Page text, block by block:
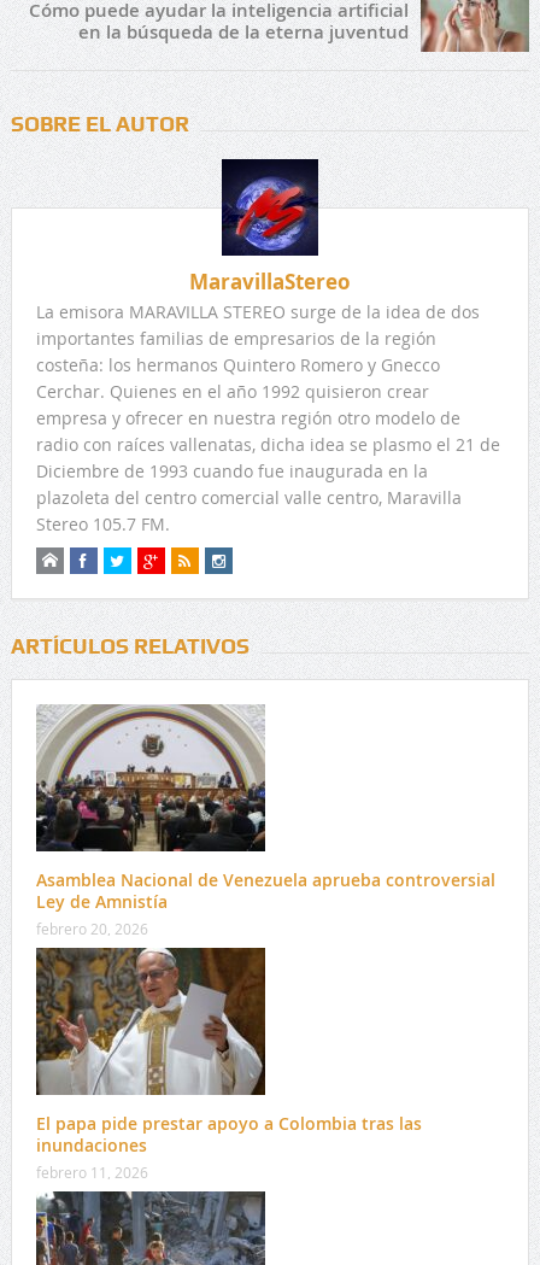
Cómo puede ayudar la inteligencia artificial
en la búsqueda de la eterna juventud
SOBRE EL AUTOR
MaravillaStereo
La emisora MARAVILLA STEREO surge de la idea de dos
importantes familias de empresarios de la región
costeña: los hermanos Quintero Romero y Gnecco
Cerchar. Quienes en el año 1992 quisieron crear
empresa y ofrecer en nuestra región otro modelo de
radio con raíces vallenatas, dicha idea se plasmo el 21 de
Diciembre de 1993 cuando fue inaugurada en la
plazoleta del centro comercial valle centro, Maravilla
Stereo 105.7 FM.
ARTÍCULOS RELATIVOS
Asamblea Nacional de Venezuela aprueba controversial
Ley de Amnistía
febrero 20, 2026
El papa pide prestar apoyo a Colombia tras las
inundaciones
febrero 11, 2026